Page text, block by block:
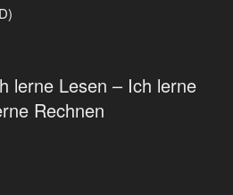
lerne Lesen – Ich lerne
Rechnen